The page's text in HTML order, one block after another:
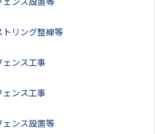
トリング整線等
ェンス工事
ェンス工事
ェンス設置等